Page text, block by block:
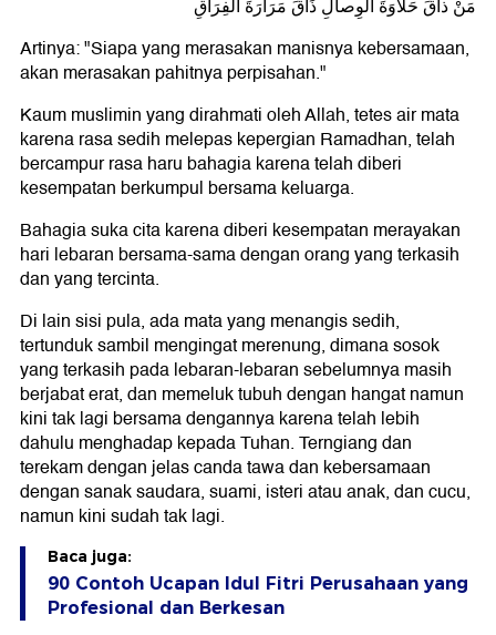
مَنْ ذاقَ حَلَاوَةَ الوِصالِ ذَاقَ مَرَارَةَ الْفِرَاقِ
Artinya: "Siapa yang merasakan manisnya kebersamaan,
akan merasakan pahitnya perpisahan."
Kaum muslimin yang dirahmati oleh Allah, tetes air mata
karena rasa sedih melepas kepergian Ramadhan, telah
bercampur rasa haru bahagia karena telah diberi
kesempatan berkumpul bersama keluarga.
Bahagia suka cita karena diberi kesempatan merayakan
hari lebaran bersama-sama dengan orang yang terkasih
dan yang tercinta.
Di lain sisi pula, ada mata yang menangis sedih,
tertunduk sambil mengingat merenung, dimana sosok
yang terkasih pada lebaran-lebaran sebelumnya masih
berjabat erat, dan memeluk tubuh dengan hangat namun
kini tak lagi bersama dengannya karena telah lebih
dahulu menghadap kepada Tuhan. Terngiang dan
terekam dengan jelas canda tawa dan kebersamaan
dengan sanak saudara, suami, isteri atau anak, dan cucu,
namun kini sudah tak lagi.
Baca juga:
90 Contoh Ucapan Idul Fitri Perusahaan yang
Profesional dan Berkesan